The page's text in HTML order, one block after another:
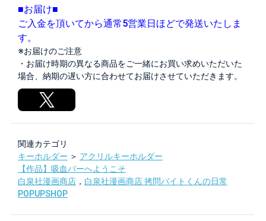
■お届け■
ご入金を頂いてから通常5営業日ほどで発送いたしま
す。
※お届けのご注意
・お届け時期の異なる商品をご一緒にお買い求めいただいた
場合、納期の遅い方に合わせてお届けさせていただきます。
関連カテゴリ
キーホルダー ＞ アクリルキーホルダー
【作品】吸血バーへようこそ
白泉社漫画商店 ， 白泉社漫画商店 拷問バイトくんの日常
POPUPSHOP